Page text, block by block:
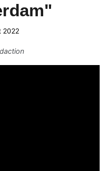
2022